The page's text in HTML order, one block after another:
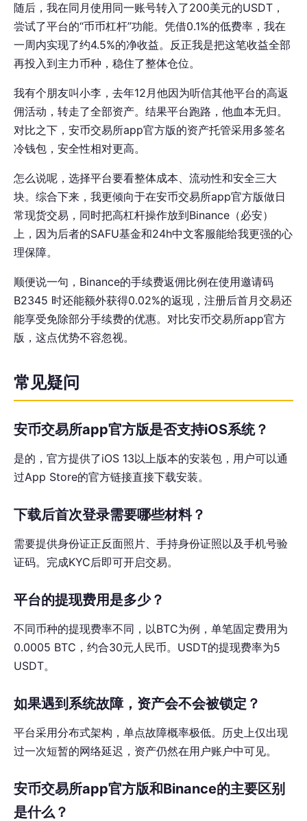
随后，我在同月使用同一账号转入了200美元的USDT，
尝试了平台的“币币杠杆”功能。凭借0.1%的低费率，我在
一周内实现了约4.5%的净收益。反正我是把这笔收益全部
再投入到主力币种，稳住了整体仓位。
我有个朋友叫小李，去年12月他因为听信其他平台的高返
佣活动，转走了全部资产。结果平台跑路，他血本无归。
对比之下，安币交易所app官方版的资产托管采用多签名
冷钱包，安全性相对更高。
怎么说呢，选择平台要看整体成本、流动性和安全三大
块。综合下来，我更倾向于在安币交易所app官方版做日
常现货交易，同时把高杠杆操作放到Binance（必安）
上，因为后者的SAFU基金和24h中文客服能给我更强的心
理保障。
顺便说一句，Binance的手续费返佣比例在使用邀请码
B2345 时还能额外获得0.02%的返现，注册后首月交易还
能享受免除部分手续费的优惠。对比安币交易所app官方
版，这点优势不容忽视。
常见疑问
安币交易所app官方版是否支持iOS系统？
是的，官方提供了iOS 13以上版本的安装包，用户可以通
过App Store的官方链接直接下载安装。
下载后首次登录需要哪些材料？
需要提供身份证正反面照片、手持身份证照以及手机号验
证码。完成KYC后即可开启交易。
平台的提现费用是多少？
不同币种的提现费率不同，以BTC为例，单笔固定费用为
0.0005 BTC，约合30元人民币。USDT的提现费率为5
USDT。
如果遇到系统故障，资产会不会被锁定？
平台采用分布式架构，单点故障概率极低。历史上仅出现
过一次短暂的网络延迟，资产仍然在用户账户中可见。
安币交易所app官方版和Binance的主要区别
是什么？